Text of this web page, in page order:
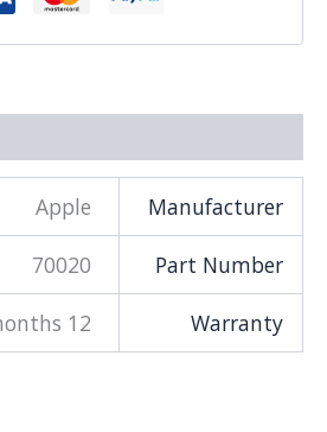
Manufacturer
Apple
Part Number
70020
Warranty
12 months